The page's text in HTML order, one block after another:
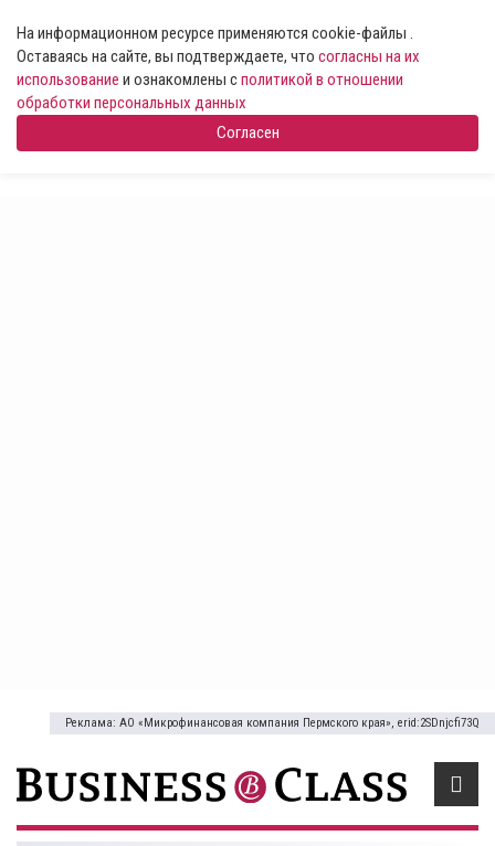
На информационном ресурсе применяются cookie-файлы .
Оставаясь на сайте, вы подтверждаете, что согласны на их
использование и ознакомлены сполитикой в отношении
обработки персональных данных
Согласен
Реклама: АО «Микрофинансовая компания Пермского края», erid:2SDnjcfi73Q